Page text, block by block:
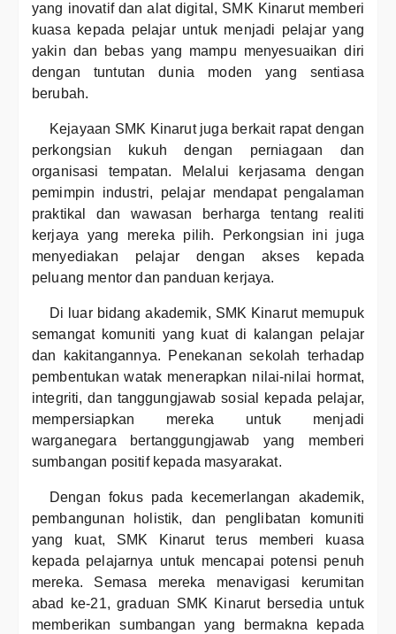
yang inovatif dan alat digital, SMK Kinarut memberi
kuasa kepada pelajar untuk menjadi pelajar yang
yakin dan bebas yang mampu menyesuaikan diri
dengan tuntutan dunia moden yang sentiasa
berubah.
Kejayaan SMK Kinarut juga berkait rapat dengan
perkongsian kukuh dengan perniagaan dan
organisasi tempatan. Melalui kerjasama dengan
pemimpin industri, pelajar mendapat pengalaman
praktikal dan wawasan berharga tentang realiti
kerjaya yang mereka pilih. Perkongsian ini juga
menyediakan pelajar dengan akses kepada
peluang mentor dan panduan kerjaya.
Di luar bidang akademik, SMK Kinarut memupuk
semangat komuniti yang kuat di kalangan pelajar
dan kakitangannya. Penekanan sekolah terhadap
pembentukan watak menerapkan nilai-nilai hormat,
integriti, dan tanggungjawab sosial kepada pelajar,
mempersiapkan mereka untuk menjadi
warganegara bertanggungjawab yang memberi
sumbangan positif kepada masyarakat.
Dengan fokus pada kecemerlangan akademik,
pembangunan holistik, dan penglibatan komuniti
yang kuat, SMK Kinarut terus memberi kuasa
kepada pelajarnya untuk mencapai potensi penuh
mereka. Semasa mereka menavigasi kerumitan
abad ke-21, graduan SMK Kinarut bersedia untuk
memberikan sumbangan yang bermakna kepada